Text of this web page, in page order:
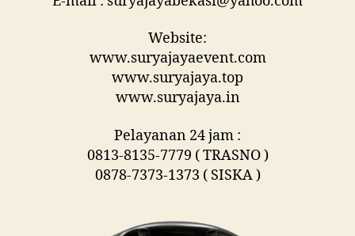
Website:
www.suryajayaevent.com
www.suryajaya.top
www.suryajaya.in
Pelayanan 24 jam :
0813-8135-7779 ( TRASNO )
0878-7373-1373 ( SISKA )